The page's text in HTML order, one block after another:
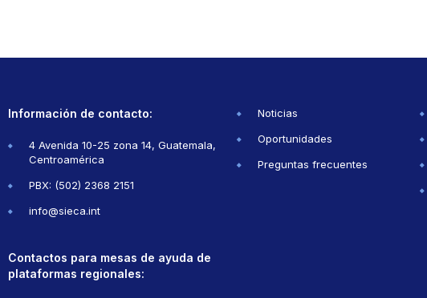
Información de contacto:
4 Avenida 10-25 zona 14, Guatemala,
Centroamérica
PBX: (502) 2368 2151
info@sieca.int
Contactos para mesas de ayuda de
plataformas regionales:
Noticias
Oportunidades
Preguntas frecuentes